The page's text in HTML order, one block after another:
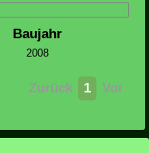
Baujahr
2008
Zurück 1 Vor